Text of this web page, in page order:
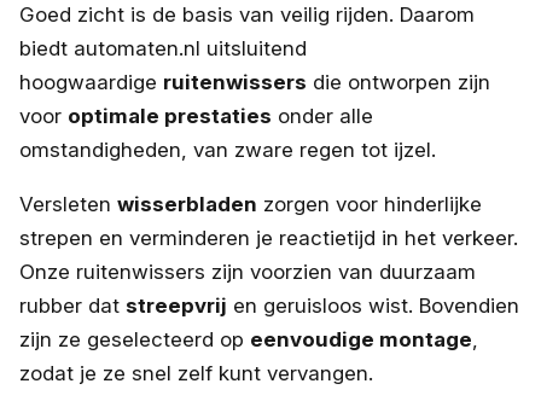
Goed zicht is de basis van veilig rijden. Daarom
biedt automaten.nl uitsluitend
hoogwaardige ruitenwissers die ontworpen zijn
voor optimale prestaties onder alle
omstandigheden, van zware regen tot ijzel.
Versleten wisserbladen zorgen voor hinderlijke
strepen en verminderen je reactietijd in het verkeer.
Onze ruitenwissers zijn voorzien van duurzaam
rubber dat streepvrij en geruisloos wist. Bovendien
zijn ze geselecteerd op eenvoudige montage
zodat je ze snel zelf kunt vervangen.